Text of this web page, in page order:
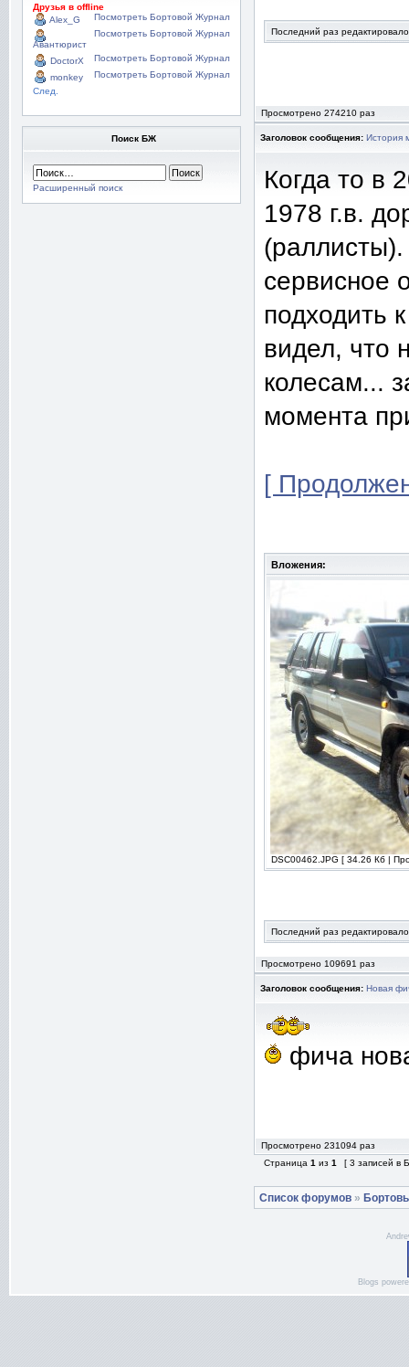
Друзья в offline
Посмотреть Бортовой Журнал
Alex_G
Посмотреть Бортовой Журнал
Авантюрист
Посмотреть Бортовой Журнал
DoctorX
Посмотреть Бортовой Журнал
monkey
След.
Поиск БЖ
Расширенный поиск
Последний раз
Просмотрено 274210 раз
Заголовок сообщения: История
Когда то в
1978 г.в.
сервисное
подходить
видел, что
колесам...
момента
[
Вложения:
DSC00462.JPG [ 34.26 Кб |
Последний раз
Просмотрено 109691 раз
Заголовок сообщения: Новая
фича
Просмотрено 231094 раз
Страница 1 из 1 [ 3 записей в
Список форумов »
Blogs